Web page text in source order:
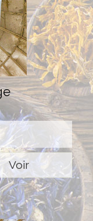
Voir